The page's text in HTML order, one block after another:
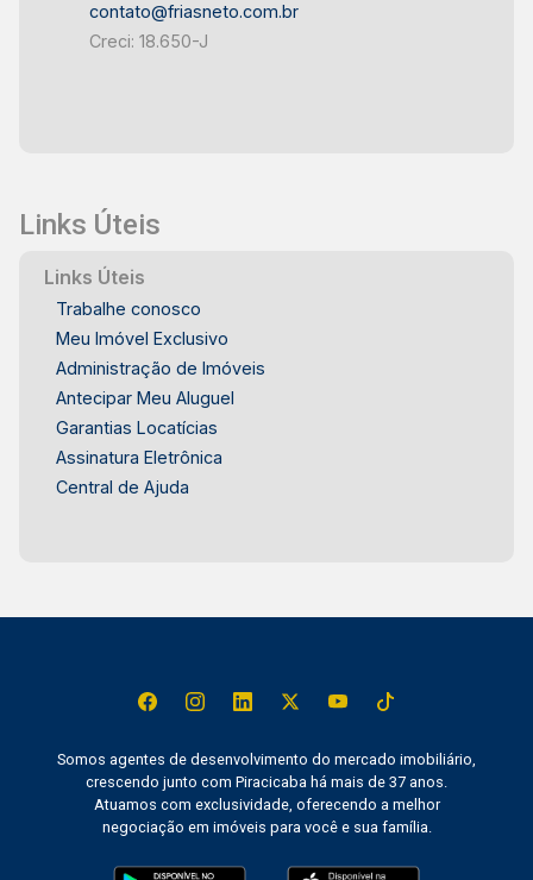
contato@friasneto.com.br
Creci: 18.650-J
Links Úteis
Links Úteis
Trabalhe conosco
Meu Imóvel Exclusivo
Administração de Imóveis
Antecipar Meu Aluguel
Garantias Locatícias
Assinatura Eletrônica
Central de Ajuda
Somos agentes de desenvolvimento do mercado imobiliário,
crescendo junto com Piracicaba há mais de 37 anos.
Atuamos com exclusividade, oferecendo a melhor
negociação em imóveis para você e sua família.